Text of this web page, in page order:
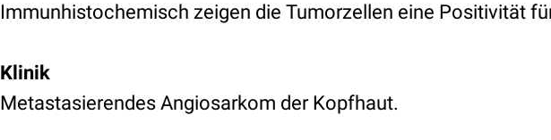
Immunhistochemisch zeigen die Tumorzellen eine Positivität
Klinik
Metastasierendes Angiosarkom der Kopfhaut.